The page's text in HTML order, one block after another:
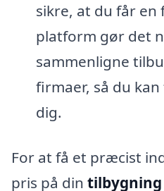
sikre, at du får en
platform gør det
sammenligne
firmaer, så du
dig.
For at få et præcist
pris på din tilbygning